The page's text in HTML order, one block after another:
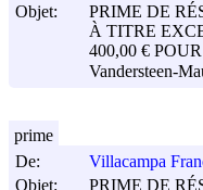
Objet:
PRIME DE
À TITRE
400,00 €
Vandersteen-
De:
Villacampa
Objet:
PRIME DE
prime